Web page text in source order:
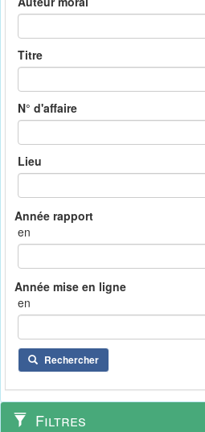
Titre
N° d'affaire
Lieu
en
en
Rechercher
Filtres